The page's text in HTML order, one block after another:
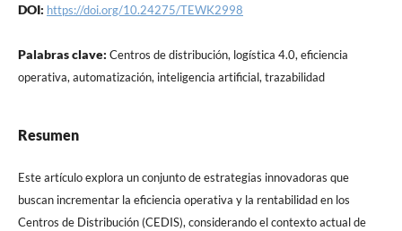
DOI: https://doi.org/10.24275/TEWK2998
Palabras clave: Centros de distribución, logística 4.0, eficiencia
operativa, automatización, inteligencia artificial, trazabilidad
Resumen
Este artículo explora un conjunto de estrategias innovadoras que
buscan incrementar la eficiencia operativa y la rentabilidad en los
Centros de Distribución (CEDIS), considerando el contexto actual de